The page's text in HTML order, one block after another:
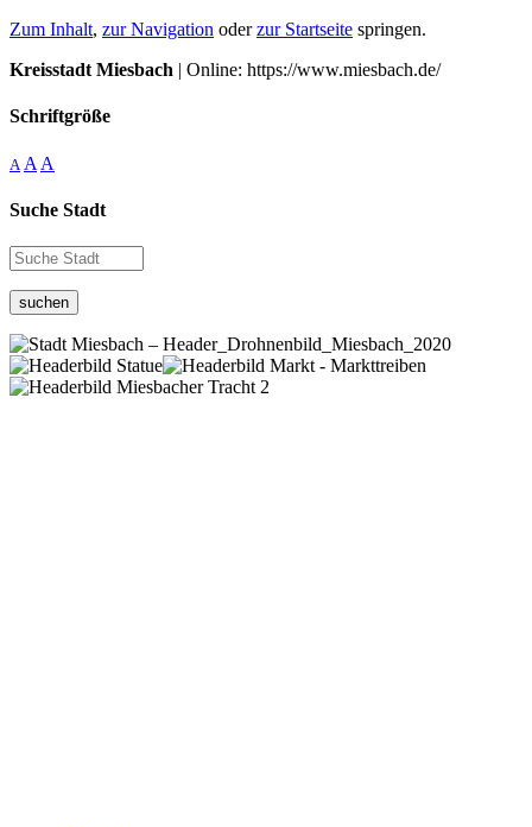
Zum Inhalt, zur Navigation oderzur Startseite springen.
Kreisstadt Miesbach | Online: https://www.miesbach.de/
Schriftgröße
A A A
Suche Stadt
suchen